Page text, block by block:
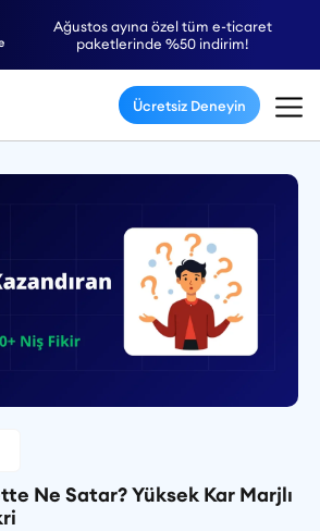
Ağustos ayına özel tüm e-ticaret
paketlerinde %50 indirim!
Ücretsiz Deneyin
Ne Satar? Yüksek Kar Marjlı